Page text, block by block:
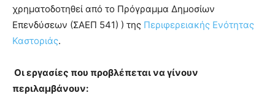
χρηματοδοτηθεί από το Πρόγραμμα Δημοσίων
Επενδύσεων (ΣΑΕΠ 541) ) της Περιφερειακής Ενότητας
Καστοριάς.
Οι εργασίες που προβλέπεται να γίνουν
περιλαμβάνουν: